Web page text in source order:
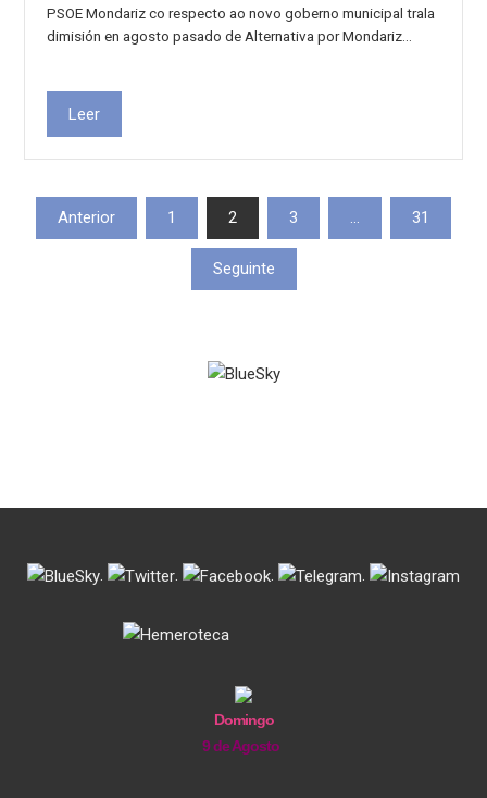
PSOE Mondariz co respecto ao novo goberno municipal trala
dimisión en agosto pasado de Alternativa por Mondariz…
Leer
Paxinación
Anterior 1 2 3 … 31
Seguinte
. . . .
Domingo
9 de Agosto